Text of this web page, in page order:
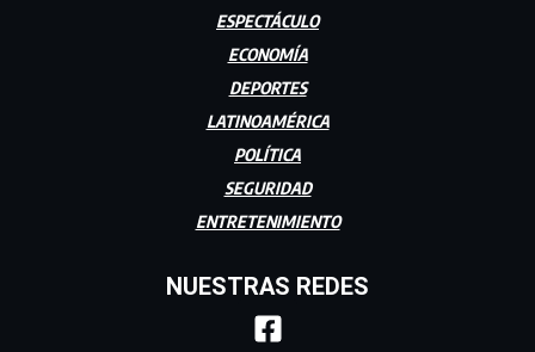
ESPECTÁCULO
ECONOMÍA
DEPORTES
LATINOAMÉRICA
POLÍTICA
SEGURIDAD
ENTRETENIMIENTO
NUESTRAS REDES